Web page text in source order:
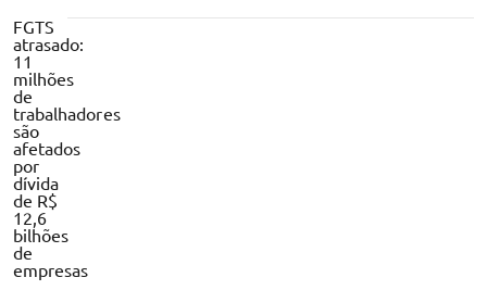
FGTS
atrasado:
11
milhões
de
trabalhadores
são
afetados
por
dívida
de R$
12,6
bilhões
de
empresas